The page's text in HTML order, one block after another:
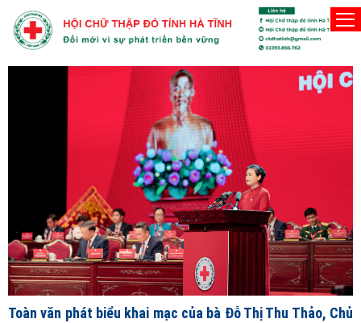
Thứ Năm, 6/8/2026 Người Hội viên Hội Chữ thập đỏ phải thật sự vì
Toàn văn phát biểu khai mạc của bà Đỗ Thị Thu Thảo, Chủ